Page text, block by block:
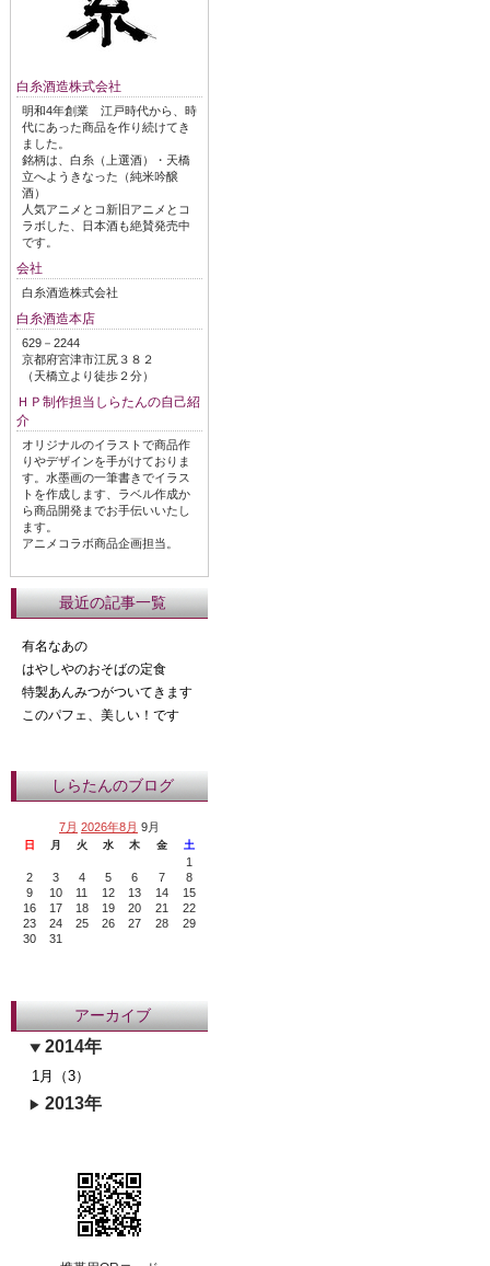
白糸酒造株式会社
明和4年創業 江戸時代から、時
代にあった商品を作り続けてき
ました。
銘柄は、白糸（上選酒）・天橋
立へようきなった（純米吟醸
酒）
人気アニメとコ新旧アニメとコ
ラボした、日本酒も絶賛発売中
です。
会社
白糸酒造株式会社
白糸酒造本店
629－2244
京都府宮津市江尻３８２
（天橋立より徒歩２分）
ＨＰ制作担当しらたんの自己紹
介
オリジナルのイラストで商品作
りやデザインを手がけておりま
す。水墨画の一筆書きでイラス
トを作成します、ラベル作成か
ら商品開発までお手伝いいたし
ます。
アニメコラボ商品企画担当。
最近の記事一覧
有名なあの
はやしやのおそばの定食
特製あんみつがついてきます
このパフェ、美しい！です
しらたんのブログ
7月 2026年8月 9月
日 月 火 水 木 金 土
1
2
3 4 5 6 7
8
9
10 11 12 13 14
15
16
17 18 19 20 21
22
23
24 25 26 27 28
29
30
31
アーカイブ
2014年
1月（3）
2013年